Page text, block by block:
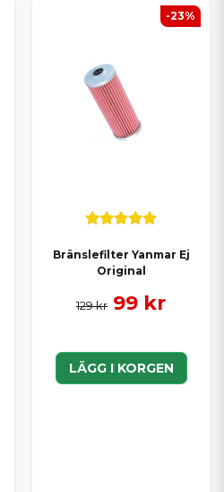
Bränslefilter Yanmar Ej
Original
129 kr 99 kr
LÄGG I KORGEN
-23%